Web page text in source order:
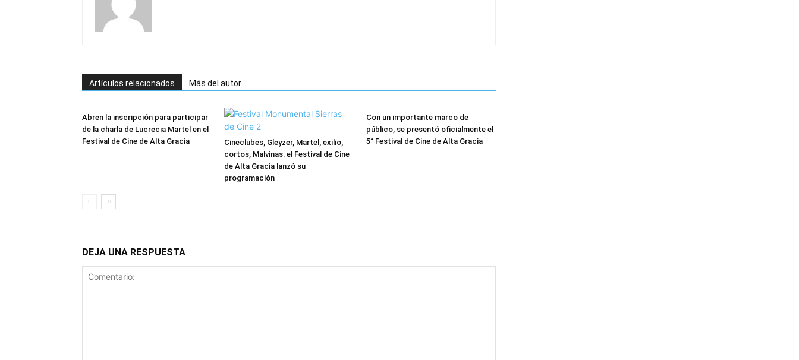
Artículos relacionados Más del autor
Abren la inscripción para participar
de la charla de Lucrecia Martel en el
Festival de Cine de Alta Gracia
Cineclubes, Gleyzer, Martel, exilio,
cortos, Malvinas: el Festival de Cine
de Alta Gracia lanzó su
programación
Con un importante marco de
público, se presentó oficialmente el
5° Festival de Cine de Alta Gracia
DEJA UNA RESPUESTA